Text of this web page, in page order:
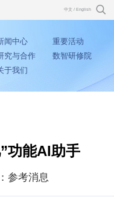
中文 / English
闻中心
重要活动
究与合作
数智研修院
于我们
功能AI助手
参考消息